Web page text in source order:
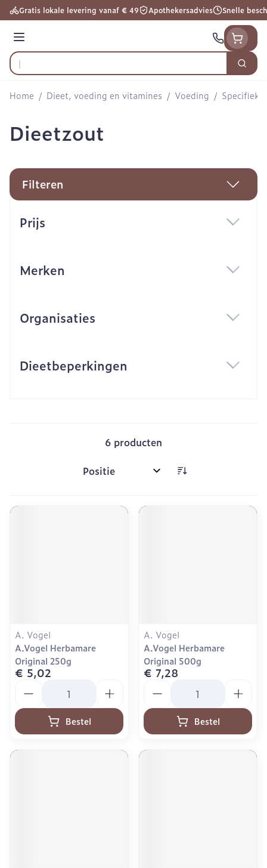
Ga naar de inhoud
Gratis lokale levering vanaf € 49 Apothekersadvies Snelle
Menu
Product, merk, categorie...
Zoek
Home / Dieet, voeding en vitamines / Voeding /
Dieetzout
Filteren
Prijs
Merken
Organisaties
Dieetbeperkingen
6 producten
Sorteer op:
A. Vogel
A.Vogel Herbamare
Original 250g
€ 5,02
Bestel
A. Vogel
A.Vogel Herbamare
Original 500g
€ 7,28
Bestel